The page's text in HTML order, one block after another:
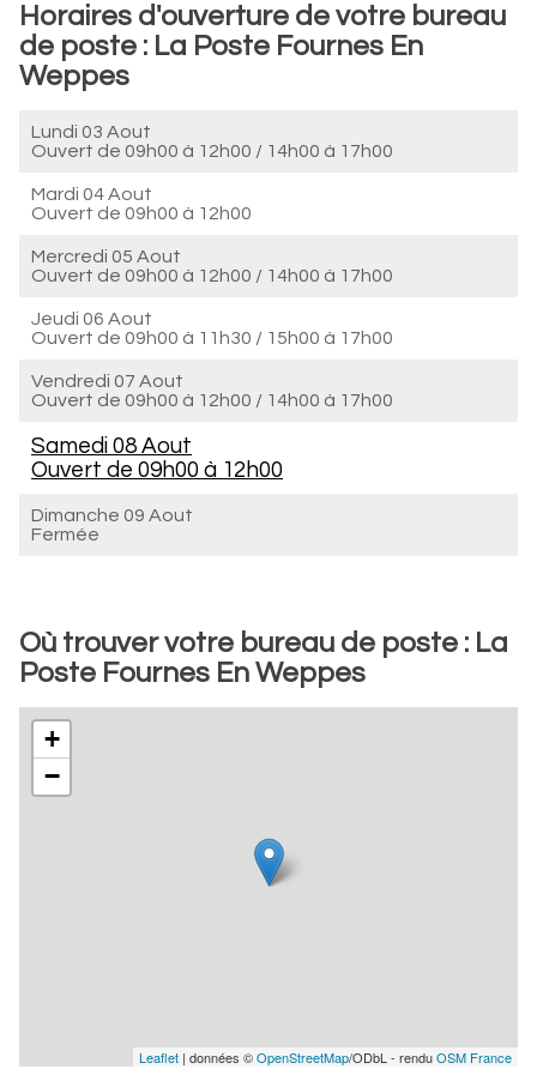
Horaires d'ouverture de votre bureau
de poste : La Poste Fournes En
Weppes
Lundi 03 Aout
Ouvert de 09h00 à 12h00 / 14h00 à 17h00
Mardi 04 Aout
Ouvert de 09h00 à 12h00
Mercredi 05 Aout
Ouvert de 09h00 à 12h00 / 14h00 à 17h00
Jeudi 06 Aout
Ouvert de 09h00 à 11h30 / 15h00 à 17h00
Vendredi 07 Aout
Ouvert de 09h00 à 12h00 / 14h00 à 17h00
Samedi 08 Aout
Ouvert de 09h00 à 12h00
Dimanche 09 Aout
Fermée
Où trouver votre bureau de poste : La
Poste Fournes En Weppes
+
−
Leaflet | données ©OpenStreetMap/ODbL - renduOSM France